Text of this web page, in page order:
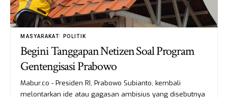
MASYARAKAT POLITIK
Begini Tanggapan Netizen Soal Program
Gentengisasi Prabowo
Mabur.co - Presiden RI, Prabowo Subianto, kembali
melontarkan ide atau gagasan ambisius yang disebutnya